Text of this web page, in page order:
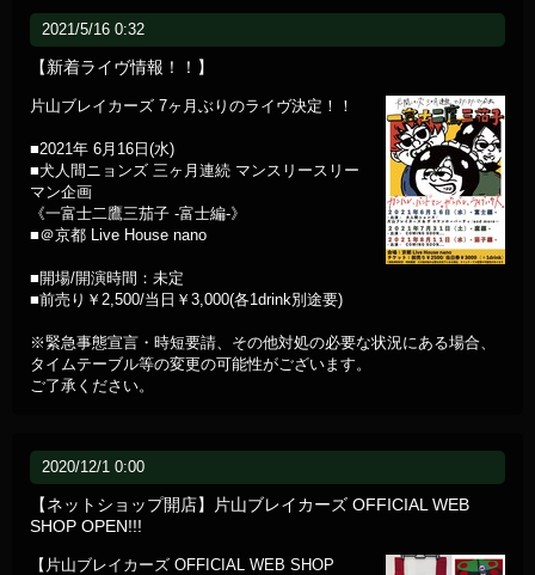
2021/5/16 0:32
【新着ライヴ情報！！】
片山ブレイカーズ 7ヶ月ぶりのライヴ決定！！
■2021年 6月16日(水)
■犬人間ニョンズ 三ヶ月連続 マンスリースリー
マン企画
《一富士二鷹三茄子 -富士編-》
■＠京都 Live House nano
■開場/開演時間：未定
■前売り￥2,500/当日￥3,000(各1drink別途要)
※緊急事態宣言・時短要請、その他対処の必要な状況にある場合、
タイムテーブル等の変更の可能性がございます。
ご了承ください。
2020/12/1 0:00
【ネットショップ開店】片山ブレイカーズ OFFICIAL WEB
SHOP OPEN!!!
【片山ブレイカーズ OFFICIAL WEB SHOP